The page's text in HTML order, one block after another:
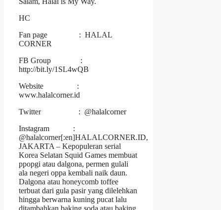
HC
Fan page : HALAL
CORNER
FB Group :
http://bit.ly/1SL4wQB
Website :
www.halalcorner.id
Twitter : @halalcorner
Instagram :
@halalcorner[:en]HALALCORNER.ID,
JAKARTA – Kepopuleran serial
Korea Selatan Squid Games membuat
ppopgi atau dalgona, permen gulali
ala negeri oppa kembali naik daun.
Dalgona atau honeycomb toffee
terbuat dari gula pasir yang dilelehkan
hingga berwarna kuning pucat lalu
ditambahkan baking soda atau baking